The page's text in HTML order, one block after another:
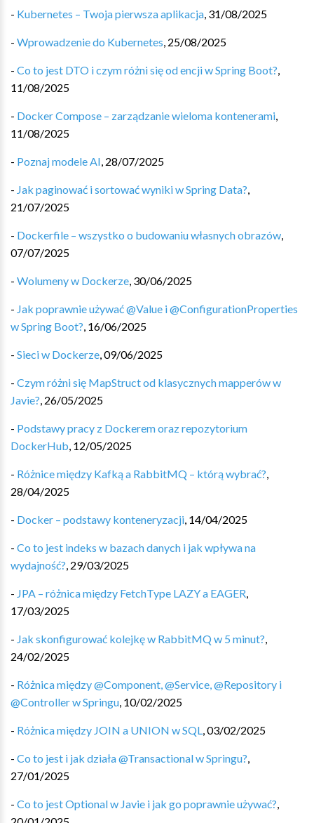
- Kubernetes – Twoja pierwsza aplikacja, 31/08/2025
- Wprowadzenie do Kubernetes, 25/08/2025
- Co to jest DTO i czym różni się od encji w Spring Boot?,
11/08/2025
- Docker Compose – zarządzanie wieloma kontenerami,
11/08/2025
- Poznaj modele AI, 28/07/2025
- Jak paginować i sortować wyniki w Spring Data?,
21/07/2025
- Dockerfile – wszystko o budowaniu własnych obrazów,
07/07/2025
- Wolumeny w Dockerze, 30/06/2025
- Jak poprawnie używać @Value i @ConfigurationProperties
w Spring Boot?, 16/06/2025
- Sieci w Dockerze,09/06/2025
- Czym różni się MapStruct od klasycznych mapperów w
Javie?, 26/05/2025
- Podstawy pracy z Dockerem oraz repozytorium
DockerHub, 12/05/2025
- Różnice między Kafką a RabbitMQ – którą wybrać?,
28/04/2025
- Docker – podstawy konteneryzacji, 14/04/2025
- Co to jest indeks w bazach danych i jak wpływa na
wydajność?, 29/03/2025
- JPA – różnica między FetchType LAZY a EAGER,
17/03/2025
- Jak skonfigurować kolejkę w RabbitMQ w 5 minut?,
24/02/2025
- Różnica między @Component, @Service, @Repository i
@Controller w Springu, 10/02/2025
- Różnica między JOIN a UNION w SQL,03/02/2025
- Co to jest i jak działa @Transactional w Springu?,
27/01/2025
- Co to jest Optional w Javie i jak go poprawnie używać?,